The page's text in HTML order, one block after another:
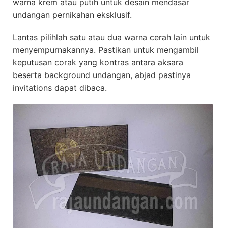
undangan pernikahan eksklusif.
Lantas pilihlah satu atau dua warna cerah lain untuk
menyempurnakannya. Pastikan untuk mengambil
keputusan corak yang kontras antara aksara
beserta background undangan, abjad pastinya
invitations dapat dibaca.